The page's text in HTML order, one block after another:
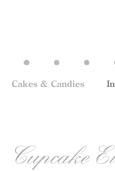
Cakes & Candies
Cupcake